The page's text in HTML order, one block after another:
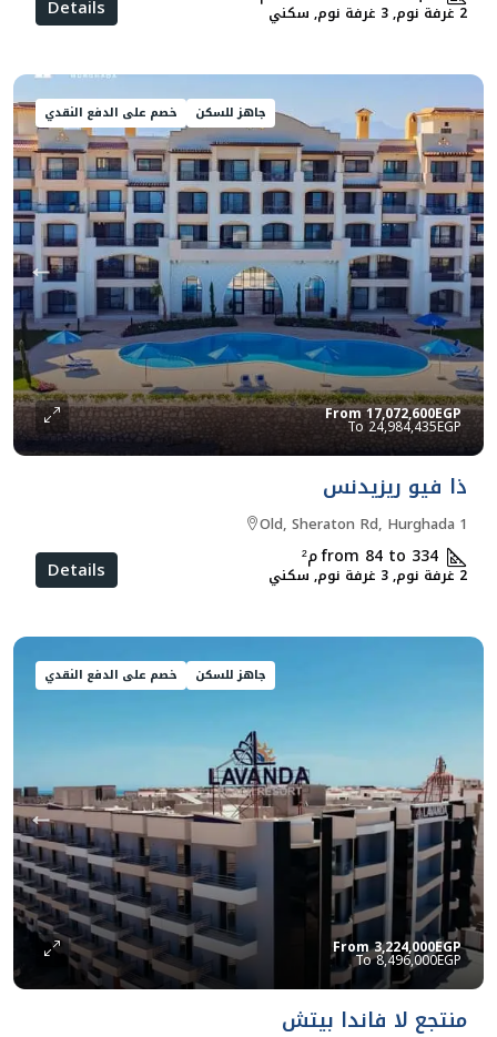
2 غرفة نوم, 3 غرفة نوم, سكني Details
جاهز للسكن خصم على الدفع النقدي
From17,072,600EGP
24,984,435EGP
ذا فيو ريزيدنس
Old, Sheraton Rd, Hurghada 1
from 84 to 334م²
2 غرفة نوم, 3 غرفة نوم, سكني Details
جاهز للسكن خصم على الدفع النقدي
From3,224,000EGP
8,496,000EGP
منتجع لا فاندا بيتش